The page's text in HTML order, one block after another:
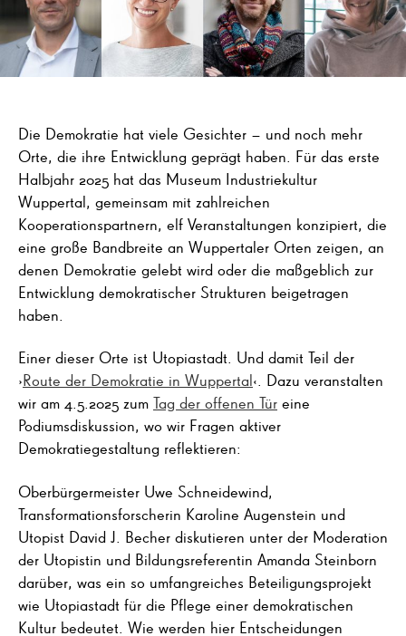
Ort
der
Die Demokratie hat viele Gesichter – und noch mehr
Orte, die ihre Entwicklung geprägt haben. Für das erste
Halbjahr 2025 hat das Museum Industriekultur
Wuppertal, gemeinsam mit zahlreichen
Kooperationspartnern, elf Veranstaltungen konzipiert, die
eine große Bandbreite an Wuppertaler Orten zeigen, an
denen Demokratie gelebt wird oder die maßgeblich zur
Entwicklung demokratischer Strukturen beigetragen
haben.
Einer dieser Orte ist Utopiastadt. Und damit Teil der
›Route der Demokratie in Wuppertal‹. Dazu veranstalten
wir am 4.5.2025 zum Tag der offenen Tür eine
Podiumsdiskussion, wo wir Fragen aktiver
Demokratiegestaltung reflektieren:
Oberbürgermeister Uwe Schneidewind,
Transformationsforscherin Karoline Augenstein und
Utopist David J. Becher diskutieren unter der Moderation
der Utopistin und Bildungsreferentin Amanda Steinborn
darüber, was ein so umfangreiches Beteiligungsprojekt
wie Utopiastadt für die Pflege einer demokratischen
Kultur bedeutet. Wie werden hier Entscheidungen